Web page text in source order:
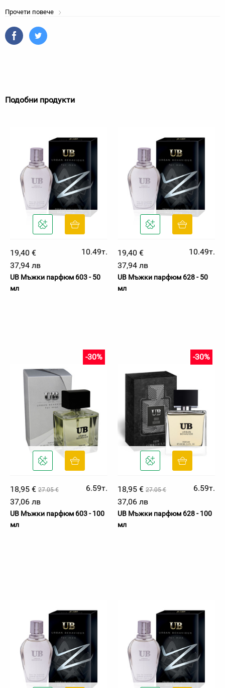
Прочети повече
Подобни продукти
19,40 €
10.49т.
37,94 лв
UB Мъжки парфюм 603 - 50
мл
19,40 €
10.49т.
37,94 лв
UB Мъжки парфюм 628 - 50
мл
18,95 € 27.05 €
-30%
6.59т.
37,06 лв
UB Мъжки парфюм 603 - 100
мл
18,95 € 27.05 €
-30%
6.59т.
37,06 лв
UB Мъжки парфюм 628 - 100
мл